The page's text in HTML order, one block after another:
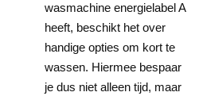
wasmachine energielabel A
heeft, beschikt het over
handige opties om kort te
wassen. Hiermee bespaar
je dus niet alleen tijd, maar